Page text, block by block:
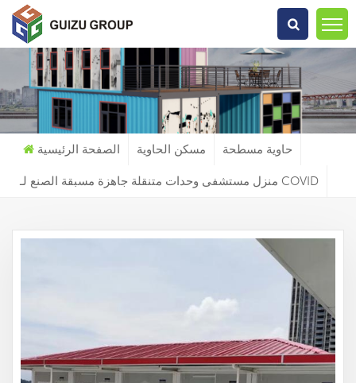
الصفحة الرئيسية مسكن الحاوية حاوية مسطحة
منزل مستشفى وحدات متنقلة جاهزة مسبقة الصنع لـ COVID